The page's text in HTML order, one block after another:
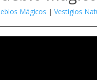
Mágicos |Vestigios